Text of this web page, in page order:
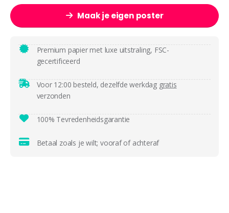
Maak je eigen poster
Premium papier met luxe uitstraling, FSC-
gecertificeerd
Voor 12:00 besteld, dezelfde werkdag gratis
verzonden
100% Tevredenheidsgarantie
Betaal zoals je wilt; vooraf of achteraf